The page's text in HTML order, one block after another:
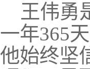
王伟勇
一年365
他始终坚